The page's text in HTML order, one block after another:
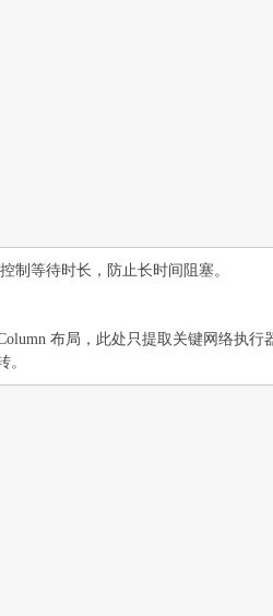
制等待时长，防止长时间阻塞。
布局，此处只提取关键网络执行
。